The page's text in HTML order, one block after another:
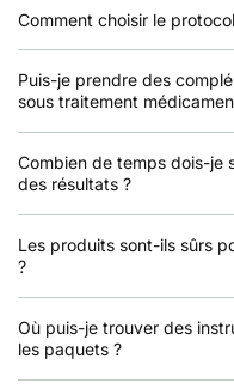
✔ palpitations
✔ ballonnements
✔ crampes
✔ diarrhée
✔ nausées
Comment choisir le
Puis-je prendre des
sous traitement
Combien de temps dois-je
des résultats ?
Les produits sont-ils sûrs
?
Où puis-je trouver des
les paquets ?